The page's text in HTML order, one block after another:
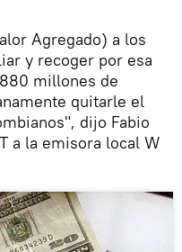
Agregado) a los
y recoger por esa
millones de
quitarle el
dijo Fabio
a la emisora local W